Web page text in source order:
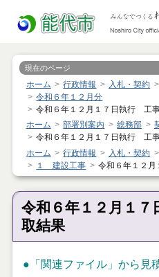
現在のページ
ホーム 行政情報 入札・契約
令和６年１２月分
令和６年１２月１７日執行 工
ホーム
部署別案内 総務部
令和６年１２月１７日執行 工
ホーム
行政情報 入札・契約
１ 建設工事
令和６年１２
令和６年１２月１
取結果
●「関連ファイル」から見